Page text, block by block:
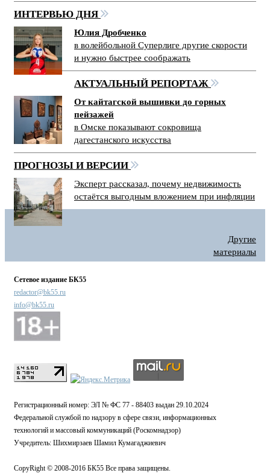
ИНТЕРВЬЮ ДНЯ
Юлия Дробченко
в волейбольной Суперлиге другие скорости
и нужно быстрее соображать
АКТУАЛЬНЫЙ РЕПОРТАЖ
От кайтагской вышивки до горных
пейзажей
в Омске показывают сокровища
дагестанского искусства
ПРОГНОЗЫ И ВЕРСИИ
Эксперт рассказал, почему недвижимость
остаётся выгодным вложением при инфляции
Другие
материалы
Сетевое издание БК55
redactor@bk55.ru
info@bk55.ru
Регистрационный номер: ЭЛ № ФС 77 - 88403 выдан 29.10.2024
Федеральной службой по надзору в сфере связи, информационных
технологий и массовый коммуникаций (Роскомнадзор)
Учредитель: Шихмирзаев Шамил Кумагаджиевич
CopyRight © 2008-2016 БК55 Все права защищены.